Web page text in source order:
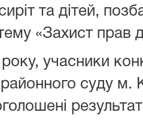
та дітей,
«Захист прав
учасники
суду м.